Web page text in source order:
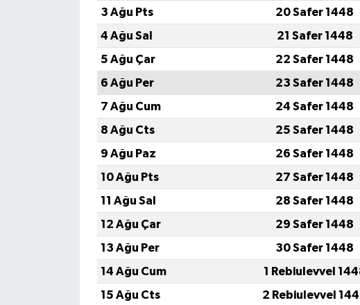
3 Ağu Pts
20 Safer 1448
4 Ağu Sal
21 Safer 1448
5 Ağu Çar
22 Safer 1448
6 Ağu Per
23 Safer 1448
7 Ağu Cum
24 Safer 1448
8 Ağu Cts
25 Safer 1448
9 Ağu Paz
26 Safer 1448
10 Ağu Pts
27 Safer 1448
11 Ağu Sal
28 Safer 1448
12 Ağu Çar
29 Safer 1448
13 Ağu Per
30 Safer 1448
14 Ağu Cum
1 Rebiulevvel
15 Ağu Cts
2 Rebiulevvel
ŞİRKET HABERLERİ
AFYONKARAHİSAR